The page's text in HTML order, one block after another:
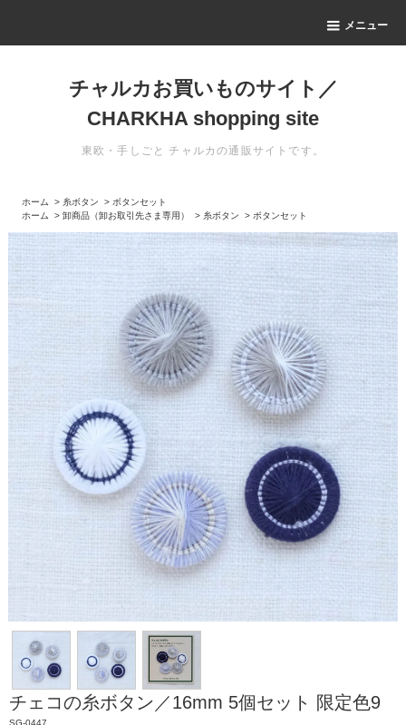
メニュー
チャルカお買いものサイト／
CHARKHA shopping site
東欧・手しごと チャルカの通販サイトです。
ホーム > 糸ボタン > ボタンセット
ホーム
>卸商品（卸お取引先さま専用） > 糸ボタン > ボタンセット
チェコの糸ボタン／16mm 5個セット 限定色9
SG-0447